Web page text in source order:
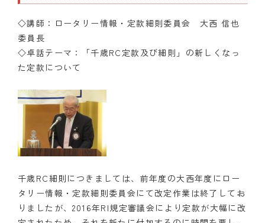
◇講師：ロータリー情報・定款細則委員会 大西 信也
委員長
◇卓話テーマ：「千歳RC定款及び細則」の新しくなっ
た定款について
千歳RC細則につきましては、前年度の大西年度にロー
タリー情報・定款細則委員会にて改定作業は終了してお
りましたが、2016年RI規定審議会により定款が大幅に改